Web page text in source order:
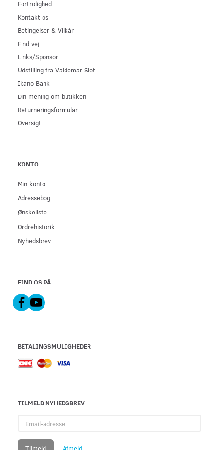
Fortrolighed
Kontakt os
Betingelser & Vilkår
Find vej
Links/Sponsor
Udstilling fra Valdemar Slot
Ikano Bank
Din mening om butikken
Returneringsformular
Oversigt
KONTO
Min konto
Adressebog
Ønskeliste
Ordrehistorik
Nyhedsbrev
FIND OS PÅ
BETALINGSMULIGHEDER
TILMELD NYHEDSBREV
adresse
Tilmeld Afmeld